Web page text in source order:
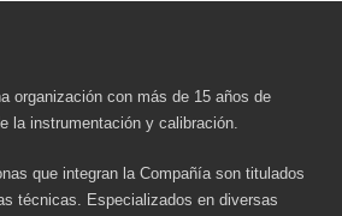
organización con más de 15 años de
la instrumentación y calibración.
que integran la Compañía son titulados
técnicas. Especializados en diversas